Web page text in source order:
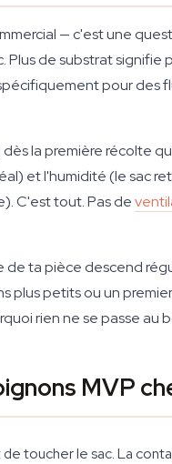
— c'est une
de substrat signifie
pour des
la première récolte
et l'humidité (le sac
C'est tout. Pas de
ta pièce descend
plus petits ou un
rien ne se passe au
MVP
de toucher le sac. La